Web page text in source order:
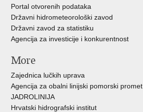
Portal otvorenih podataka
Državni hidrometeorološki zavod
Državni zavod za statistiku
Agencija za investicije i konkurentnost
More
Zajednica lučkih uprava
Agencija za obalni linijski pomorski promet
JADROLINIJA
Hrvatski hidrografski institut